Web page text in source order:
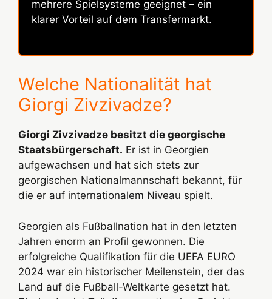
mehrere Spielsysteme geeignet – ein
klarer Vorteil auf dem Transfermarkt.
Welche Nationalität hat
Giorgi Zivzivadze?
Giorgi Zivzivadze besitzt die georgische
Staatsbürgerschaft. Er ist in Georgien
aufgewachsen und hat sich stets zur
georgischen Nationalmannschaft bekannt, für
die er auf internationalem Niveau spielt.
Georgien als Fußballnation hat in den letzten
Jahren enorm an Profil gewonnen. Die
erfolgreiche Qualifikation für die UEFA EURO
2024 war ein historischer Meilenstein, der das
Land auf die Fußball-Weltkarte gesetzt hat.